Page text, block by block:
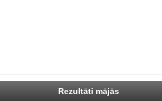
Rezultāti mājās